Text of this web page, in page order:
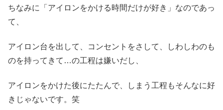
ちなみに「アイロンをかける時間だけが好き」なのであっ
て、
アイロン台を出して、コンセントをさして、しわしわのも
のを持ってきて…の工程は嫌いだし、
アイロンをかけた後にたたんで、しまう工程もそんなに好
きじゃないです。笑